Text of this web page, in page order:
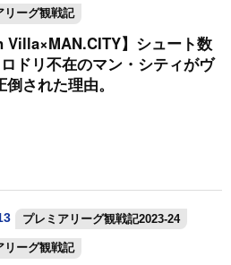
リーグ観戦記
Villa×MAN.CITY】シュート数
ドリ不在のマン・シティがヴ
倒された理由。
プレミアリーグ観戦記2023-24
リーグ観戦記